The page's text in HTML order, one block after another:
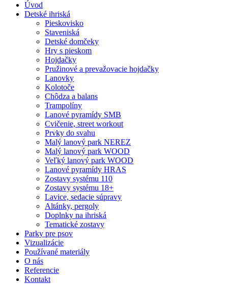
Úvod
Detské ihriská
Pieskovisko
Staveniská
Detské domčeky
Hry s pieskom
Hojdačky
Pružinové a prevažovacie hojdačky
Lanovky
Kolotoče
Chôdza a balans
Trampolíny
Lanové pyramídy SMB
Cvičenie, street workout
Prvky do svahu
Malý lanový park NEREZ
Malý lanový park WOOD
Veľký lanový park WOOD
Lanové pyramídy HRAS
Zostavy systému 110
Zostavy systému 18+
Lavice, sedacie súpravy
Altánky, pergoly
Doplnky na ihriská
Tematické zostavy
Parky pre psov
Vizualizácie
Používané materiály
O nás
Referencie
Kontakt